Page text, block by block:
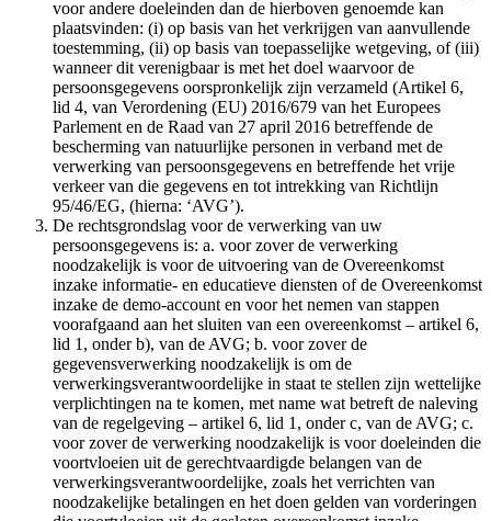
voor andere doeleinden dan de hierboven genoemde kan
plaatsvinden: (i) op basis van het verkrijgen van aanvullende
toestemming, (ii) op basis van toepasselijke wetgeving, of (iii)
wanneer dit verenigbaar is met het doel waarvoor de
persoonsgegevens oorspronkelijk zijn verzameld (Artikel 6,
lid 4, van Verordening (EU) 2016/679 van het Europees
Parlement en de Raad van 27 april 2016 betreffende de
bescherming van natuurlijke personen in verband met de
verwerking van persoonsgegevens en betreffende het vrije
verkeer van die gegevens en tot intrekking van Richtlijn
95/46/EG, (hierna: ‘AVG’).
De rechtsgrondslag voor de verwerking van uw
persoonsgegevens is: a. voor zover de verwerking
noodzakelijk is voor de uitvoering van de Overeenkomst
inzake informatie- en educatieve diensten of de Overeenkomst
inzake de demo-account en voor het nemen van stappen
voorafgaand aan het sluiten van een overeenkomst – artikel 6,
lid 1, onder b), van de AVG; b. voor zover de
gegevensverwerking noodzakelijk is om de
verwerkingsverantwoordelijke in staat te stellen zijn wettelijke
verplichtingen na te komen, met name wat betreft de naleving
van de regelgeving – artikel 6, lid 1, onder c, van de AVG; c.
voor zover de verwerking noodzakelijk is voor doeleinden die
voortvloeien uit de gerechtvaardigde belangen van de
verwerkingsverantwoordelijke, zoals het verrichten van
noodzakelijke betalingen en het doen gelden van vorderingen